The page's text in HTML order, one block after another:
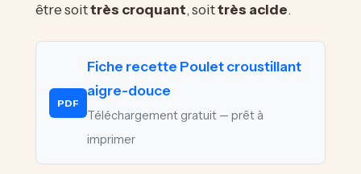
être soittrès croquant, soittrès acide.
PDF
Fiche recette Poulet croustillant
aigre-douce
Téléchargement gratuit — prêt à
imprimer